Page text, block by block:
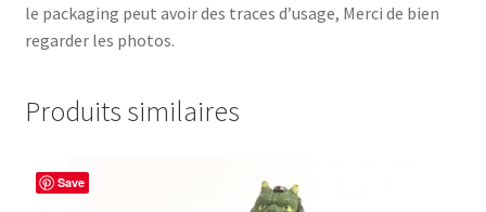
le packaging peut avoir des traces d’usage, Merci de bien
regarder les photos.
Produits similaires
Save